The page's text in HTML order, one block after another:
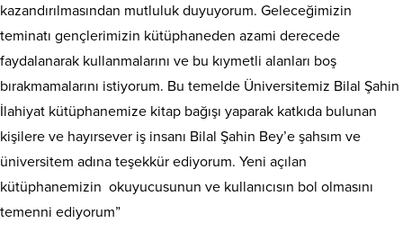
kazandırılmasından mutluluk duyuyorum. Geleceğimizin
teminatı gençlerimizin kütüphaneden azami derecede
faydalanarak kullanmalarını ve bu kıymetli alanları boş
bırakmamalarını istiyorum. Bu temelde Üniversitemiz Bilal Şahin
İlahiyat kütüphanemize kitap bağışı yaparak katkıda bulunan
kişilere ve hayırsever iş insanı Bilal Şahin Bey’e şahsım ve
üniversitem adına teşekkür ediyorum. Yeni açılan
kütüphanemizin okuyucusunun ve kullanıcısın bol olmasını
temenni ediyorum”